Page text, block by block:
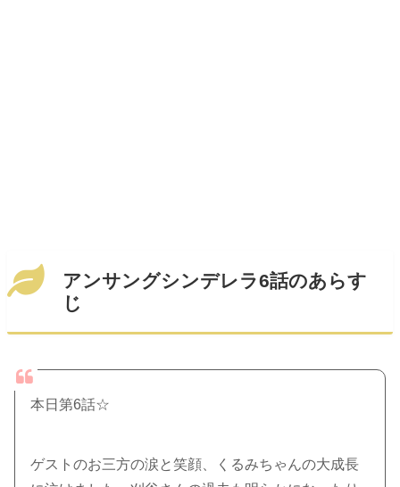
アンサングシンデレラ6話のあらす
じ
本日第6話☆
ゲストのお三方の涙と笑顔、くるみちゃんの大成長